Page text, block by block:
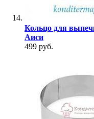
Кольцо для
Аиси
499 руб.